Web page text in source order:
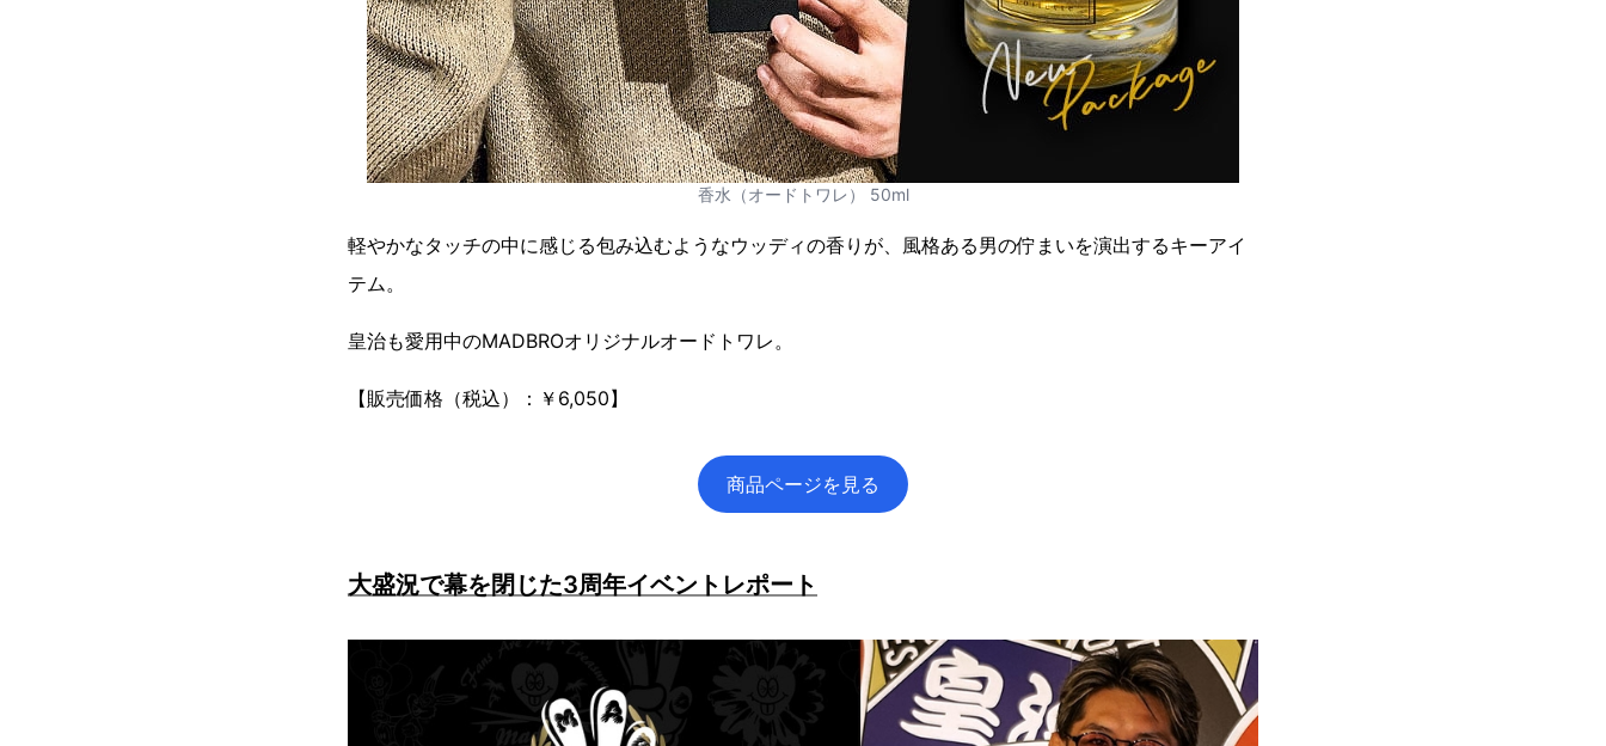
香水（オードトワレ） 50ml
軽やかなタッチの中に感じる包み込むようなウッディの香りが、風格ある男の佇まいを演出するキーアイ
テム。
皇治も愛用中のMADBROオリジナルオードトワレ。
【販売価格（税込）：￥6,050】
商品ページを見る
大盛況で幕を閉じた3周年イベントレポート